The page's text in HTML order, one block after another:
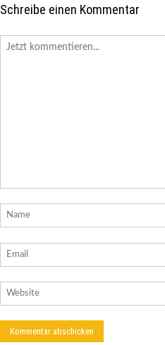
Schreibe einen Kommentar